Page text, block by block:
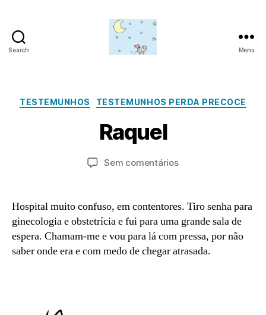
Search
da
lua
Menu
Categorias
TESTEMUNHOS TESTEMUNHOS PERDA PRECOCE
Raquel
Autor
do
o
r
d
Data
do
n
ir
o
5
0
2
3
Sem comentáriosem
Hospital muito confuso, em contentores. Tiro senha para
ginecologia e obstetrícia e fui para uma grande sala de
espera. Chamam-me e vou para lá com pressa, por não
saber onde era e com medo de chegar atrasada.